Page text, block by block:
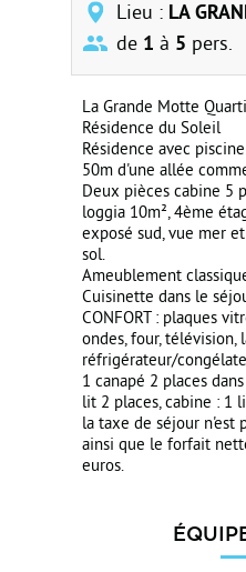
Lieu : LA
de 1 à 5 pers.
La Grande Motte
Résidence du Soleil
Résidence avec
50m d'une allée
Deux pièces cabine 5
loggia 10m², 4ème
exposé sud, vue mer
sol.
Ameublement
Cuisinette dans le
CONFORT : plaques
ondes, four, télévision,
réfrigérateur/
1 canapé 2 places
lit 2 places, cabine : 1
la taxe de séjour n'est
ainsi que le forfait
euros.